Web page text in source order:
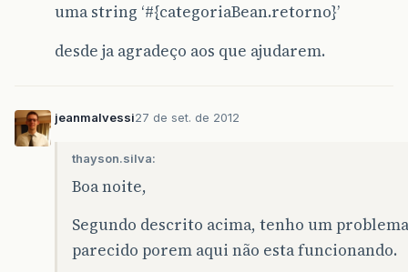
uma string ‘#{categoriaBean.retorno}’
desde ja agradeço aos que ajudarem.
jeanmalvessi27 de set. de 2012
thayson.silva:
Boa noite,
Segundo descrito acima, tenho um problema
parecido porem aqui não esta funcionando.